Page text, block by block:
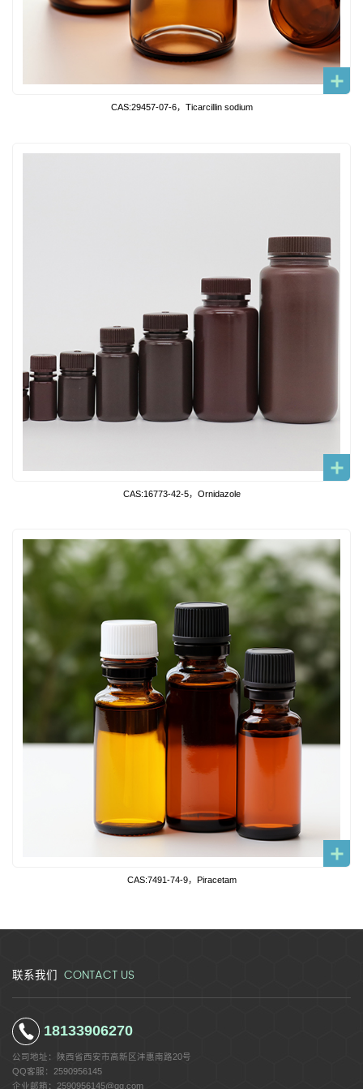
CAS:29457-07-6，Ticarcillin sodium
CAS:16773-42-5，Ornidazole
CAS:7491-74-9，Piracetam
联系我们 CONTACT US
18133906270
公司地址：
陕西省西安市高新区沣惠南路20号
QQ客服： 2590956145
企业邮箱： 2590956145@qq.com